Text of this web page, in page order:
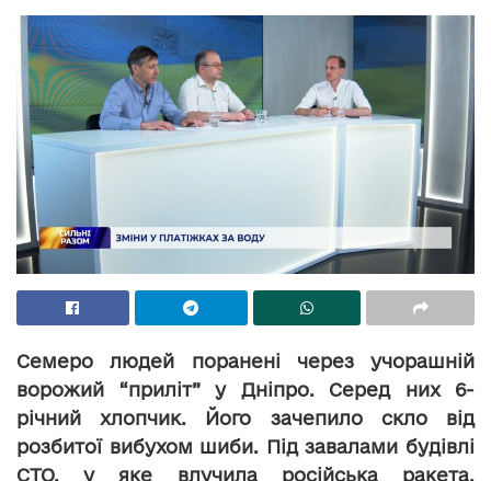
Семеро людей поранені через учорашній
ворожий “приліт” у Дніпро. Серед них 6-
річний хлопчик. Його зачепило скло від
розбитої вибухом шиби. Під завалами будівлі
СТО, у яке влучила російська ракета,